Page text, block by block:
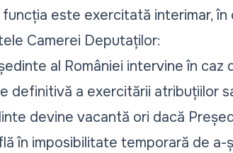
este exercitată interimar, în
Camerei Deputaților:
al României intervine în caz
definitivă a exercitării atribuțiilor
devine vacantă ori dacă
în imposibilitate temporară de a-